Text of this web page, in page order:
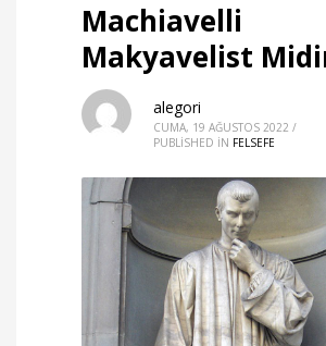
Machiavelli
Makyavelist
alegori
CUMA, 19 AĞUSTOS 2022 /
PUBLISHED IN FELSEFE